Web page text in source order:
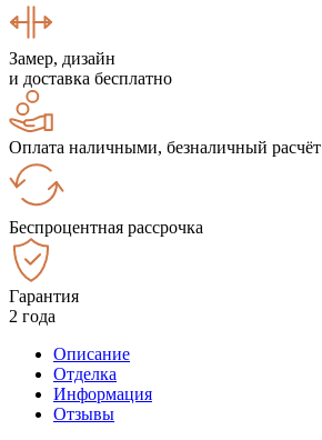
Замер, дизайн
и доставка бесплатно
Оплата наличными, безналичный расчёт
Беспроцентная рассрочка
Гарантия
2 года
Описание
Отделка
Информация
Отзывы